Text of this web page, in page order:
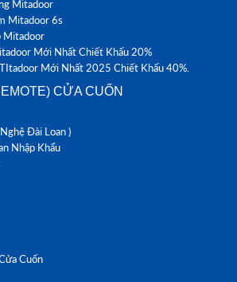
Mitadoor
Mitadoor 6s
Mitadoor
Mới Nhất Chiết Khấu 20%
Mới Nhất 2025 Chiết Khấu 40%.
CỬA CUỐN
Đài Loan )
Nhập Khẩu
Cuốn